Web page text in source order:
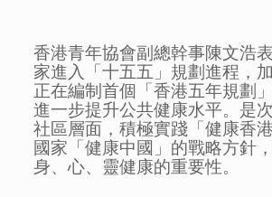
香港青年協會副總幹事陳文浩
家進入「十五五」規劃進程，
正在編制首個「香港五年規劃
進一步提升公共健康水平。是
社區層面，積極實踐「健康香
國家「健康中國」的戰略方針
身、心、靈健康的重要性。